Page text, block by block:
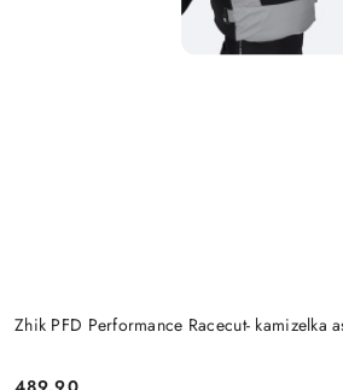
Zhik PFD Performance Racecut- kamizelka